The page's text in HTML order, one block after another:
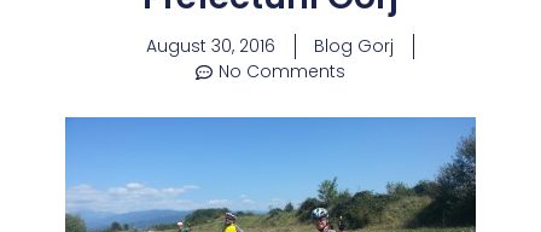
August 30, 2016
Blog Gorj
No Comments